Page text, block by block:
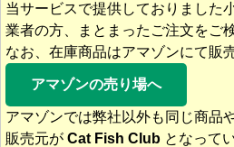
当サービスで提供しておりました
業者の方、まとまったご注文をご
なお、在庫商品はアマゾンにて販
アマゾンの売り場へ
アマゾンでは弊社以外も同じ商品
販売元が Cat Fish Club となって